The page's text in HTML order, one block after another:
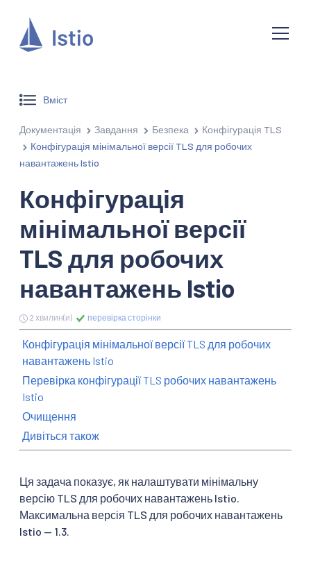
Вміст
Документація Завдання Безпека
Конфігурація TLS
Конфігурація мінімальної версії TLS для робочих
навантажень Istio
Конфігурація
мінімальної версії
TLS для робочих
навантажень Istio
2 хвилин(и) перевірка сторінки
Конфігурація мінімальної версії TLS для робочих
навантажень Istio
Перевірка конфігурації TLS робочих навантажень
Istio
Очищення
Дивіться також
Ця задача показує, як налаштувати мінімальну
версію TLS для робочих навантажень Istio.
Максимальна версія TLS для робочих навантажень
Istio — 1.3.